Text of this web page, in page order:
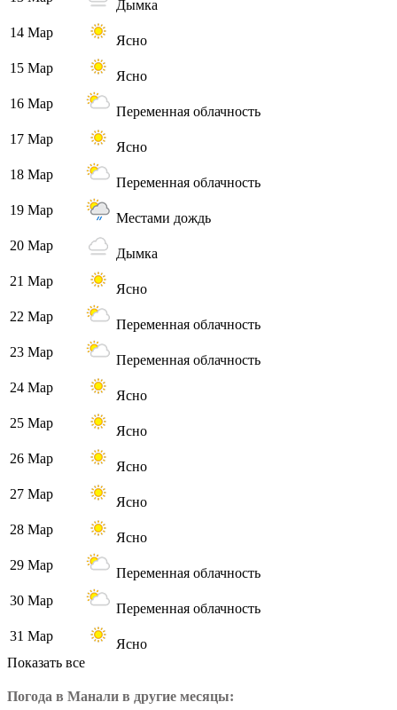
Дымка
14 Мар
Ясно
15 Мар
Ясно
16 Мар
Переменная облачность
17 Мар
Ясно
18 Мар
Переменная облачность
19 Мар
Местами дождь
20 Мар
Дымка
21 Мар
Ясно
22 Мар
Переменная облачность
23 Мар
Переменная облачность
24 Мар
Ясно
25 Мар
Ясно
26 Мар
Ясно
27 Мар
Ясно
28 Мар
Ясно
29 Мар
Переменная облачность
30 Мар
Переменная облачность
31 Мар
Ясно
Показать все
Погода в Манали в другие месяцы: